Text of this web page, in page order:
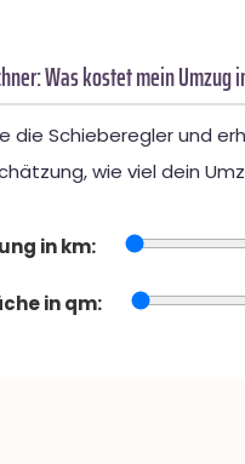
Was kostet mein Umzug
die Schieberegler und
wie viel dein
in km:
in qm: